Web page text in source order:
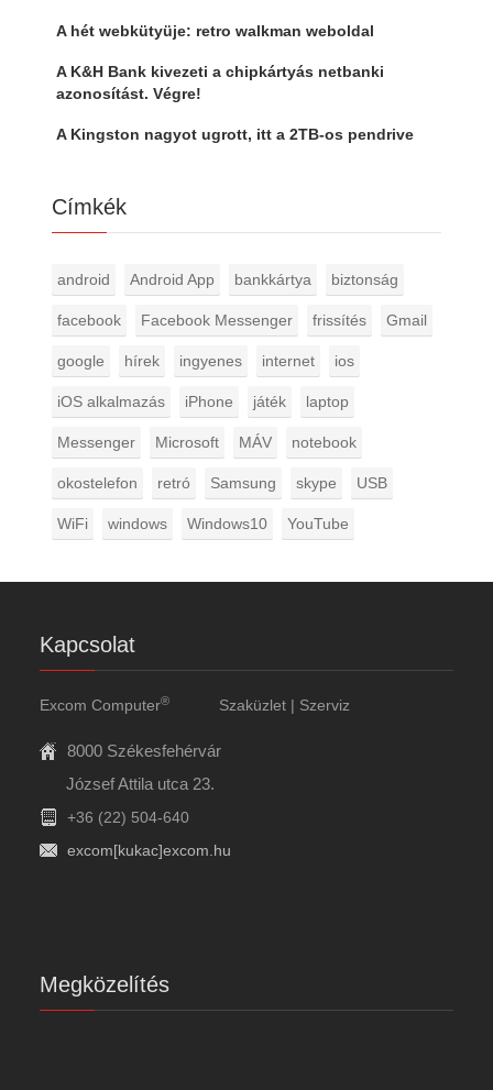
A hét webkütyüje: retro walkman weboldal
A K&H Bank kivezeti a chipkártyás netbanki
azonosítást. Végre!
A Kingston nagyot ugrott, itt a 2TB-os pendrive
Címkék
android Android App bankkártya biztonság
facebook Facebook Messenger frissítés Gmail
google hírek ingyenes internet ios
iOS alkalmazás iPhone játék laptop
Messenger Microsoft MÁV notebook
okostelefon retró Samsung skype USB
WiFi windows Windows10 YouTube
Kapcsolat
Excom Computer® Szaküzlet | Szerviz
8000 Székesfehérvár
József Attila utca 23.
+36 (22) 504-640
excom[kukac]excom.hu
Megközelítés